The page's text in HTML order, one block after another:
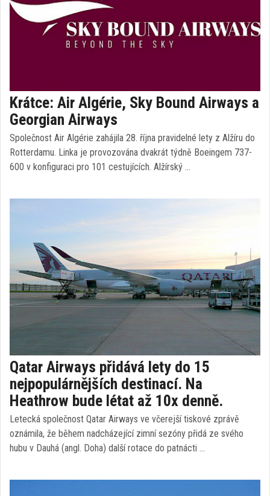
Krátce: Air Algérie, Sky Bound Airways a
Georgian Airways
Společnost Air Algérie zahájila 28. října pravidelné lety z Alžíru do
Rotterdamu. Linka je provozována dvakrát týdně Boeingem 737-
600 v konfiguraci pro 101 cestujících. Alžírský …
Qatar Airways přidává lety do 15
nejpopulárnějších destinací. Na
Heathrow bude létat až 10x denně.
Letecká společnost Qatar Airways ve včerejší tiskové zprávě
oznámila, že během nadcházející zimní sezóny přidá ze svého
hubu v Dauhá (angl. Doha) další rotace do patnácti …